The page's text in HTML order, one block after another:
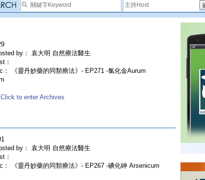
by： 袁大明 自然療法醫生
：
： 《靈丹妙藥的同類療法》- EP271 -氯化金Aurum
to enter Archives
by： 袁大明 自然療法醫生
：
： 《靈丹妙藥的同類療法》- EP267 -碘化砷 Arsenicum